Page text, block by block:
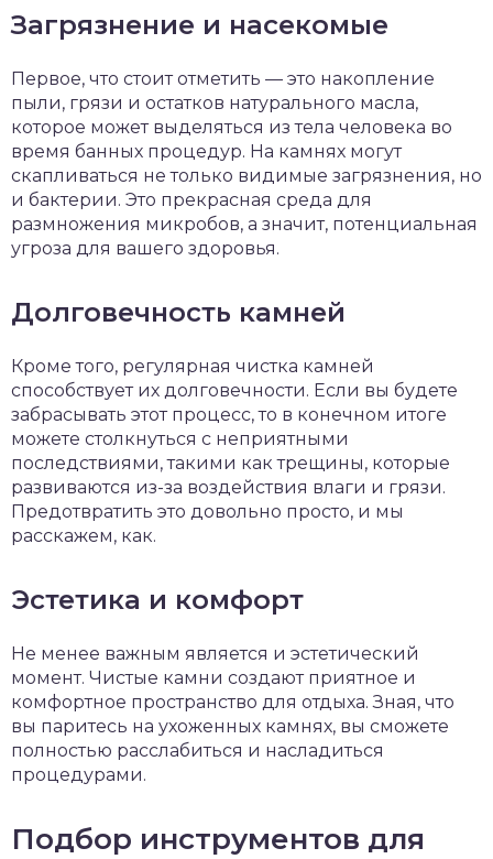
Загрязнение и насекомые
Первое, что стоит отметить — это накопление
пыли, грязи и остатков натурального масла,
которое может выделяться из тела человека во
время банных процедур. На камнях могут
скапливаться не только видимые загрязнения, но
и бактерии. Это прекрасная среда для
размножения микробов, а значит, потенциальная
угроза для вашего здоровья.
Долговечность камней
Кроме того, регулярная чистка камней
способствует их долговечности. Если вы будете
забрасывать этот процесс, то в конечном итоге
можете столкнуться с неприятными
последствиями, такими как трещины, которые
развиваются из-за воздействия влаги и грязи.
Предотвратить это довольно просто, и мы
расскажем, как.
Эстетика и комфорт
Не менее важным является и эстетический
момент. Чистые камни создают приятное и
комфортное пространство для отдыха. Зная, что
вы паритесь на ухоженных камнях, вы сможете
полностью расслабиться и насладиться
процедурами.
Подбор инструментов для